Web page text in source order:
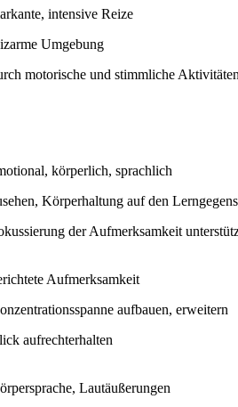
intensive Reize
Umgebung
motorische und stimmliche Aktivitäten
körperlich, sprachlich
Körperhaltung auf den
der Aufmerksamkeit
Aufmerksamkeit
aufbauen, erweitern
aufrechterhalten
Lautäußerungen